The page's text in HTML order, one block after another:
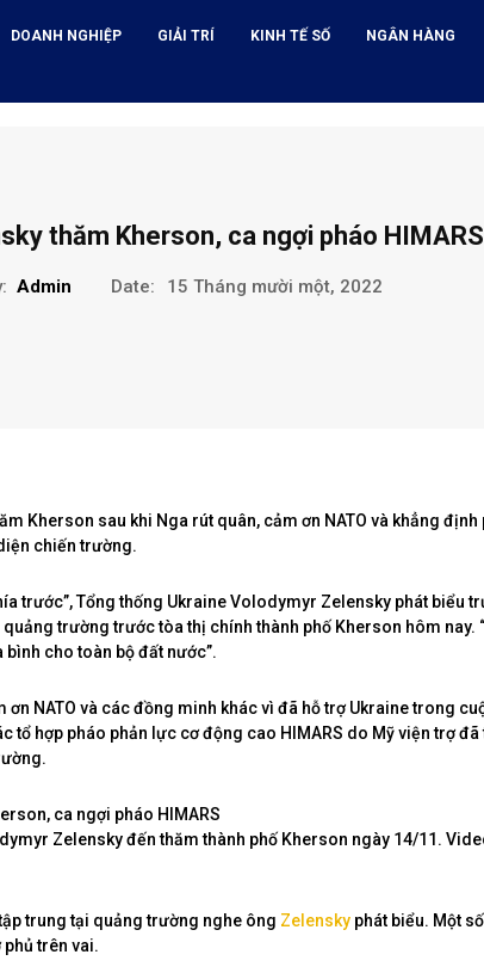
DOANH NGHIỆP GIẢI TRÍ KINH TẾ SỐ NGÂN HÀNG
thăm Kherson, ca ngợi pháo HIMARS
Admin Date: 15 Tháng mười một, 2022
Kherson sau khi Nga rút quân, cảm ơn NATO và khẳng định
chiến trường.
trước”, Tổng thống Ukraine Volodymyr Zelensky phát biểu
trường trước tòa thị chính thành phố Kherson hôm nay.
cho toàn bộ đất nước”.
ơn NATO và các đồng minh khác vì đã hỗ trợ Ukraine trong
tổ hợp pháo phản lực cơ động cao HIMARS do Mỹ viện trợ đã
Zelensky đến thăm thành phố Kherson ngày 14/11.
trung tại quảng trường nghe ông Zelensky phát biểu. Một
phủ trên vai.